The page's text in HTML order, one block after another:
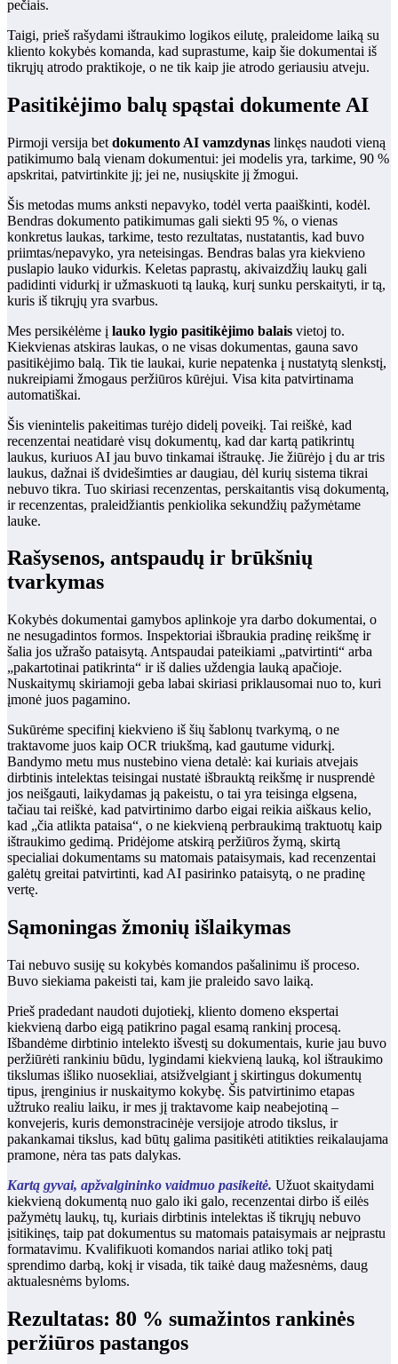
pečiais.
Taigi, prieš rašydami ištraukimo logikos eilutę, praleidome laiką su
kliento kokybės komanda, kad suprastume, kaip šie dokumentai iš
tikrųjų atrodo praktikoje, o ne tik kaip jie atrodo geriausiu atveju.
Pasitikėjimo balų spąstai dokumente AI
Pirmoji versija bet dokumento AI vamzdynas linkęs naudoti vieną
patikimumo balą vienam dokumentui: jei modelis yra, tarkime, 90 %
apskritai, patvirtinkite jį; jei ne, nusiųskite jį žmogui.
Šis metodas mums anksti nepavyko, todėl verta paaiškinti, kodėl.
Bendras dokumento patikimumas gali siekti 95 %, o vienas
konkretus laukas, tarkime, testo rezultatas, nustatantis, kad buvo
priimtas/nepavyko, yra neteisingas. Bendras balas yra kiekvieno
puslapio lauko vidurkis. Keletas paprastų, akivaizdžių laukų gali
padidinti vidurkį ir užmaskuoti tą lauką, kurį sunku perskaityti, ir tą,
kuris iš tikrųjų yra svarbus.
Mes persikėlėme į lauko lygio pasitikėjimo balais vietoj to.
Kiekvienas atskiras laukas, o ne visas dokumentas, gauna savo
pasitikėjimo balą. Tik tie laukai, kurie nepatenka į nustatytą slenkstį,
nukreipiami žmogaus peržiūros kūrėjui. Visa kita patvirtinama
automatiškai.
Šis vienintelis pakeitimas turėjo didelį poveikį. Tai reiškė, kad
recenzentai neatidarė visų dokumentų, kad dar kartą patikrintų
laukus, kuriuos AI jau buvo tinkamai ištraukę. Jie žiūrėjo į du ar tris
laukus, dažnai iš dvidešimties ar daugiau, dėl kurių sistema tikrai
nebuvo tikra. Tuo skiriasi recenzentas, perskaitantis visą dokumentą,
ir recenzentas, praleidžiantis penkiolika sekundžių pažymėtame
lauke.
Rašysenos, antspaudų ir brūkšnių
tvarkymas
Kokybės dokumentai gamybos aplinkoje yra darbo dokumentai, o
ne nesugadintos formos. Inspektoriai išbraukia pradinę reikšmę ir
šalia jos užrašo pataisytą. Antspaudai pateikiami „patvirtinti“ arba
„pakartotinai patikrinta“ ir iš dalies uždengia lauką apačioje.
Nuskaitymų skiriamoji geba labai skiriasi priklausomai nuo to, kuri
įmonė juos pagamino.
Sukūrėme specifinį kiekvieno iš šių šablonų tvarkymą, o ne
traktavome juos kaip OCR triukšmą, kad gautume vidurkį.
Bandymo metu mus nustebino viena detalė: kai kuriais atvejais
dirbtinis intelektas teisingai nustatė išbrauktą reikšmę ir nusprendė
jos neišgauti, laikydamas ją pakeistu, o tai yra teisinga elgsena,
tačiau tai reiškė, kad patvirtinimo darbo eigai reikia aiškaus kelio,
kad „čia atlikta pataisa“, o ne kiekvieną perbraukimą traktuotų kaip
ištraukimo gedimą. Pridėjome atskirą peržiūros žymą, skirtą
specialiai dokumentams su matomais pataisymais, kad recenzentai
galėtų greitai patvirtinti, kad AI pasirinko pataisytą, o ne pradinę
vertę.
Sąmoningas žmonių išlaikymas
Tai nebuvo susiję su kokybės komandos pašalinimu iš proceso.
Buvo siekiama pakeisti tai, kam jie praleido savo laiką.
Prieš pradedant naudoti dujotiekį, kliento domeno ekspertai
kiekvieną darbo eigą patikrino pagal esamą rankinį procesą.
Išbandėme dirbtinio intelekto išvestį su dokumentais, kurie jau buvo
peržiūrėti rankiniu būdu, lygindami kiekvieną lauką, kol ištraukimo
tikslumas išliko nuosekliai, atsižvelgiant į skirtingus dokumentų
tipus, įrenginius ir nuskaitymo kokybę. Šis patvirtinimo etapas
užtruko realiu laiku, ir mes jį traktavome kaip neabejotiną –
konvejeris, kuris demonstracinėje versijoje atrodo tikslus, ir
pakankamai tikslus, kad būtų galima pasitikėti atitikties reikalaujama
pramone, nėra tas pats dalykas.
Kartą gyvai, apžvalgininko vaidmuo pasikeitė. Užuot skaitydami
kiekvieną dokumentą nuo galo iki galo, recenzentai dirbo iš eilės
pažymėtų laukų, tų, kuriais dirbtinis intelektas iš tikrųjų nebuvo
įsitikinęs, taip pat dokumentus su matomais pataisymais ar neįprastu
formatavimu. Kvalifikuoti komandos nariai atliko tokį patį
sprendimo darbą, kokį ir visada, tik taikė daug mažesnėms, daug
aktualesnėms byloms.
Rezultatas: 80 % sumažintos rankinės
peržiūros pastangos